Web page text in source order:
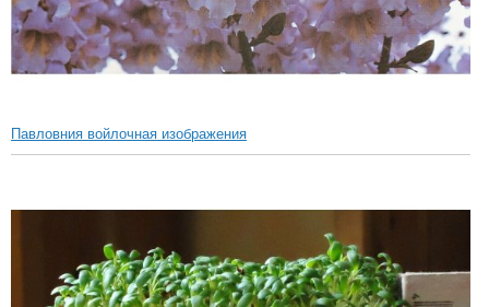
Павловния войлочная изображения